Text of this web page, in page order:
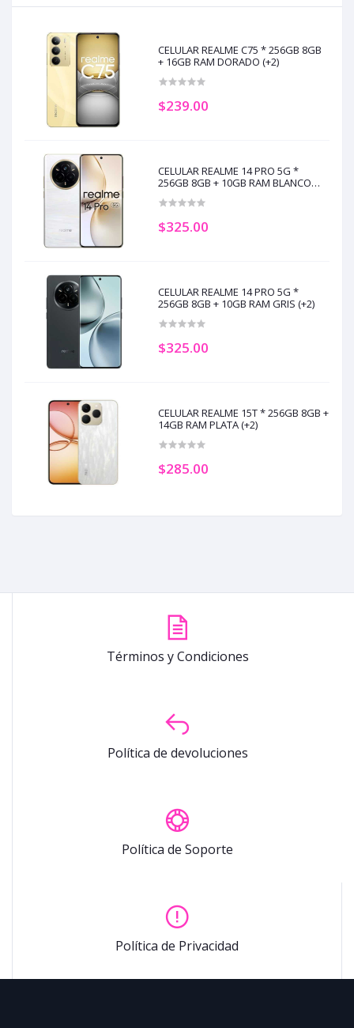
CELULAR REALME C75 * 256GB 8GB
+ 16GB RAM DORADO (+2)
$239.00
CELULAR REALME 14 PRO 5G *
256GB 8GB + 10GB RAM BLANCO
$325.00
CELULAR REALME 14 PRO 5G *
256GB 8GB + 10GB RAM GRIS (+2)
$325.00
CELULAR REALME 15T * 256GB 8GB +
14GB RAM PLATA (+2)
$285.00
Términos y Condiciones
Política de devoluciones
Política de Soporte
Política de Privacidad